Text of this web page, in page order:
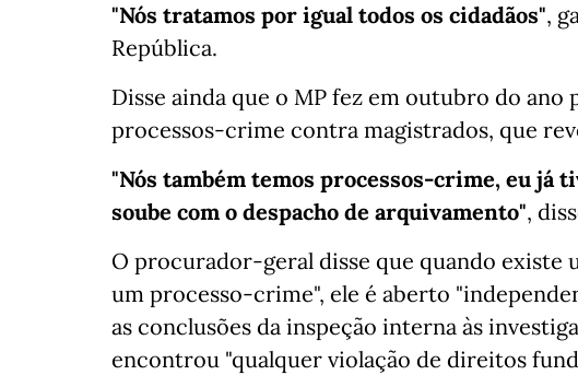
"Nós tratamos por igual todos os cidadãos",
República.
Disse ainda que o MP fez em outubro do ano
processos-crime contra magistrados, que
"Nós também temos processos-crime, eu já
soube com o despacho de arquivamento",
O procurador-geral disse que quando existe
um processo-crime", ele é aberto
as conclusões da inspeção interna às
encontrou "qualquer violação de direitos